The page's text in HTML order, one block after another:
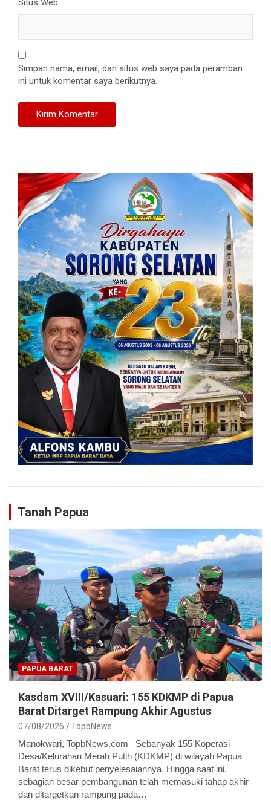
Simpan nama, email, dan situs web saya pada peramban
ini untuk komentar saya berikutnya.
Tanah Papua
PAPUA BARAT
Kasdam XVIII/Kasuari: 155 KDKMP di Papua
Barat Ditarget Rampung Akhir Agustus
07/08/2026 TopbNews
Manokwari, TopbNews.com– Sebanyak 155 Koperasi
Desa/Kelurahan Merah Putih (KDKMP) di wilayah Papua
Barat terus dikebut penyelesaiannya. Hingga saat ini,
sebagian besar pembangunan telah memasuki tahap akhir
dan ditargetkan rampung pada…